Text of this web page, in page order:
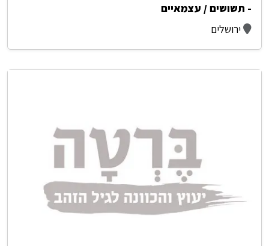
- תשושים / עצמאיים
ירושלים